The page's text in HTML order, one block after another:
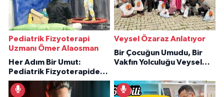
Pediatrik Fizyoterapi
Uzmanı Ömer Alaosman
Her Adım Bir Umut:
Pediatrik Fizyoterapiden
İlham Veren Hikâyeler
Veysel Özaraz Anlatıyor
Bir Çocuğun Umudu, Bir
Vakfın Yolculuğu Veysel